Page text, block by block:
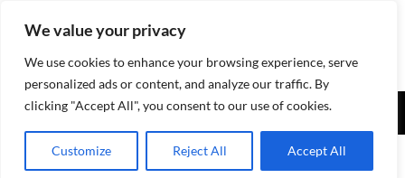
We value your privacy
We use cookies to enhance your browsing experience, serve
personalized ads or content, and analyze our traffic. By
clicking "Accept All", you consent to our use of cookies.
Customize Reject All Accept All
Assurances-sociales.info
Recherche